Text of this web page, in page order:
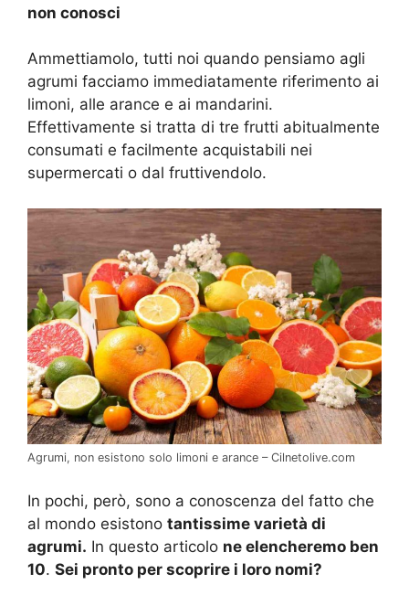
non conosci
Ammettiamolo, tutti noi quando pensiamo agli
agrumi facciamo immediatamente riferimento ai
limoni, alle arance e ai mandarini.
Effettivamente si tratta di tre frutti abitualmente
consumati e facilmente acquistabili nei
supermercati o dal fruttivendolo.
Agrumi, non esistono solo limoni e arance – Cilnetolive.com
In pochi, però, sono a conoscenza del fatto che
al mondo esistono tantissime varietà di
agrumi. In questo articolo ne elencheremo ben
10. Sei pronto per scoprire i loro nomi?